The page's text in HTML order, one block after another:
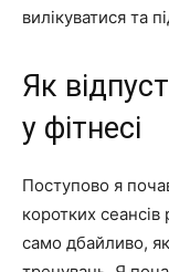
вилікуватися та
Як
у фітнесі
Поступово я
коротких сеансів
само дбайливо,